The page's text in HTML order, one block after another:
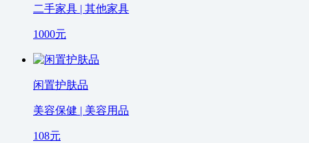
二手家具 | 其他家具
1000元
闲置护肤品
美容保健 | 美容用品
108元